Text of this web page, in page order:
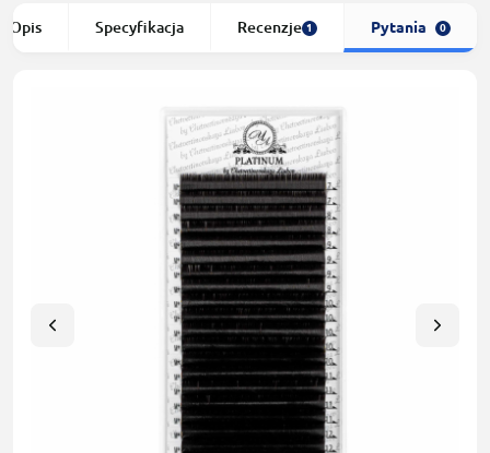
Opis Specyfikacja Recenzje 1 Pytania 0